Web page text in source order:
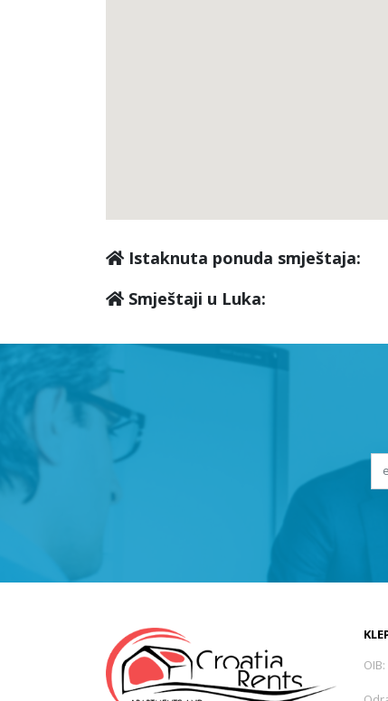
Istaknuta ponuda smještaja:
Smještaji u Luka: